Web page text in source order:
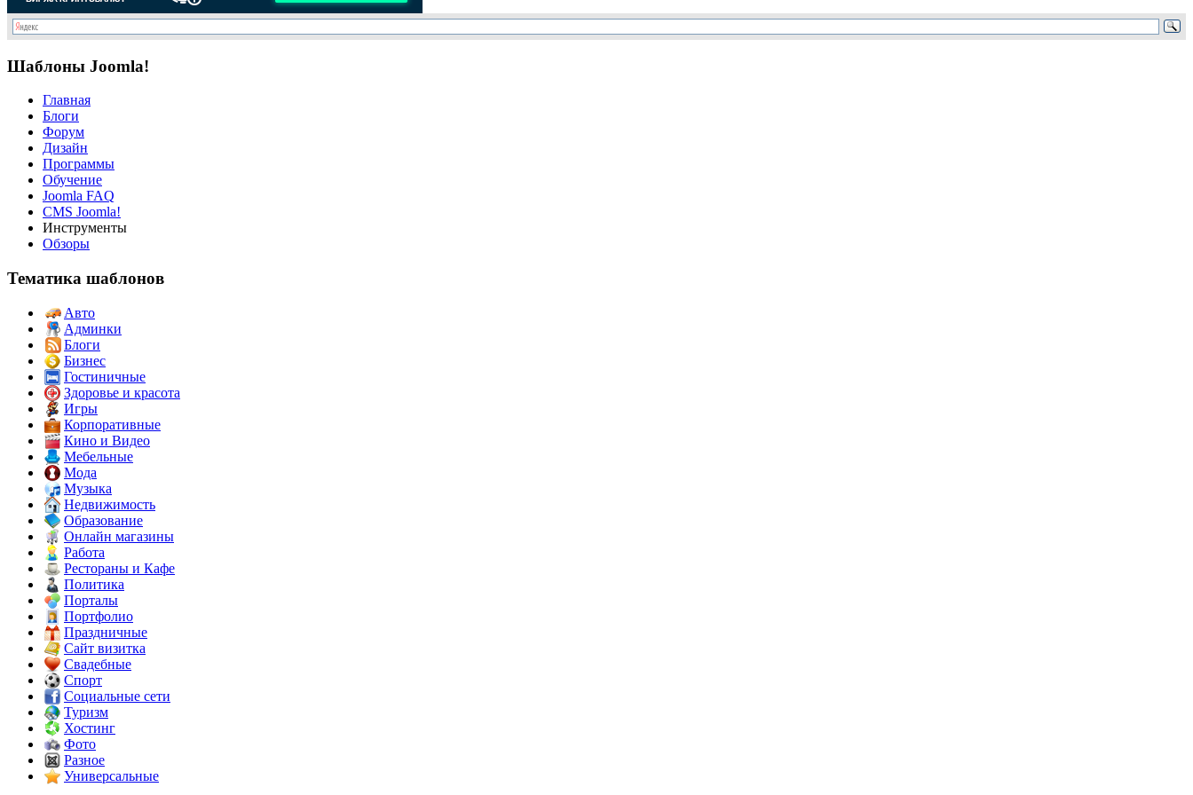
Шаблоны Joomla!
Главная
Блоги
Форум
Дизайн
Программы
Обучение
Joomla FAQ
CMS Joomla!
Инструменты
Обзоры
Тематика шаблонов
Авто
Админки
Блоги
Бизнес
Гостиничные
Здоровье и красота
Игры
Корпоративные
Кино и Видео
Мебельные
Мода
Музыка
Недвижимость
Образование
Онлайн магазины
Работа
Рестораны и Кафе
Политика
Порталы
Портфолио
Праздничные
Сайт визитка
Свадебные
Спорт
Социальные сети
Туризм
Хостинг
Фото
Разное
Универсальные